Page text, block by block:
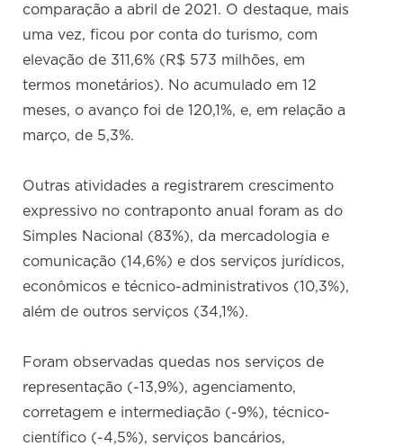
comparação a abril de 2021. O destaque, mais
uma vez, ficou por conta do turismo, com
elevação de 311,6% (R$ 573 milhões, em
termos monetários). No acumulado em 12
meses, o avanço foi de 120,1%, e, em relação a
março, de 5,3%.
Outras atividades a registrarem crescimento
expressivo no contraponto anual foram as do
Simples Nacional (83%), da mercadologia e
comunicação (14,6%) e dos serviços jurídicos,
econômicos e técnico-administrativos (10,3%),
além de outros serviços (34,1%).
Foram observadas quedas nos serviços de
representação (-13,9%), agenciamento,
corretagem e intermediação (-9%), técnico-
científico (-4,5%), serviços bancários,